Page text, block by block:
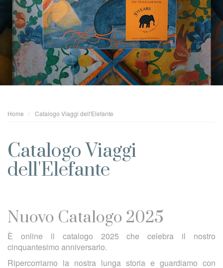
Home Catalogo Viaggi dell'Elefante
Catalogo Viaggi
dell'Elefante
Nuovo Catalogo 2025
È online il catalogo 2025 che celebra il nostro
cinquantesimo anniversario.
Ripercorriamo la nostra lunga storia e guardiamo con